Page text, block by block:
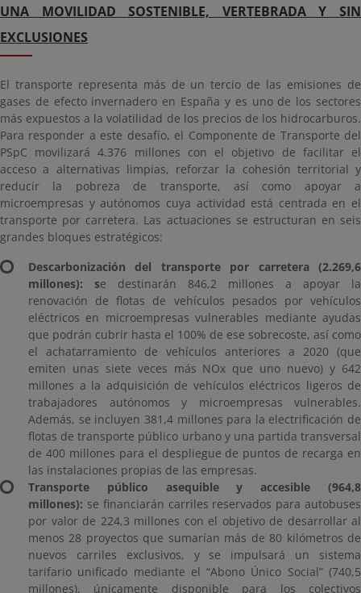
UNA MOVILIDAD SOSTENIBLE, VERTEBRADA Y SIN
EXCLUSIONES
El transporte representa más de un tercio de las emisiones de
gases de efecto invernadero en España y es uno de los sectores
más expuestos a la volatilidad de los precios de los hidrocarburos.
Para responder a este desafío, el Componente de Transporte del
PSpC movilizará 4.376 millones con el objetivo de facilitar el
acceso a alternativas limpias, reforzar la cohesión territorial y
reducir la pobreza de transporte, así como apoyar a
microempresas y autónomos cuya actividad está centrada en el
transporte por carretera. Las actuaciones se estructuran en seis
grandes bloques estratégicos:
Descarbonización del transporte por carretera (2.269,6
millones): se destinarán 846,2 millones a apoyar la
renovación de flotas de vehículos pesados por vehículos
eléctricos en microempresas vulnerables mediante ayudas
que podrán cubrir hasta el 100% de ese sobrecoste, así como
el achatarramiento de vehículos anteriores a 2020 (que
emiten unas siete veces más NOx que uno nuevo) y 642
millones a la adquisición de vehículos eléctricos ligeros de
trabajadores autónomos y microempresas vulnerables.
Además, se incluyen 381,4 millones para la electrificación de
flotas de transporte público urbano y una partida transversal
de 400 millones para el despliegue de puntos de recarga en
las instalaciones propias de las empresas.
Transporte público asequible y accesible (964,8
millones): se financiarán carriles reservados para autobuses
por valor de 224,3 millones con el objetivo de desarrollar al
menos 28 proyectos que sumarían más de 80 kilómetros de
nuevos carriles exclusivos, y se impulsará un sistema
tarifario unificado mediante el “Abono Único Social” (740,5
millones), únicamente disponible para los colectivos